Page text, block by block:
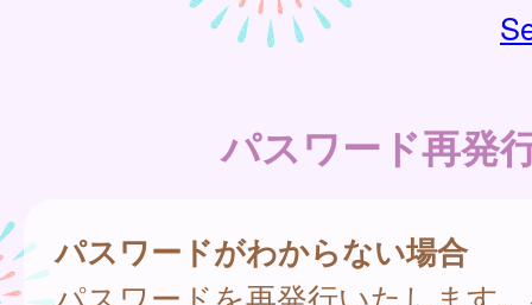
パスワード再発
パスワードがわからない場合